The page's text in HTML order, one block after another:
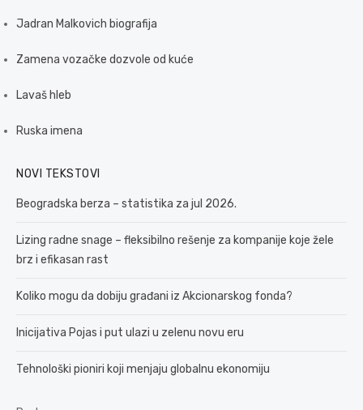
Jadran Malkovich biografija
Zamena vozačke dozvole od kuće
Lavaš hleb
Ruska imena
NOVI TEKSTOVI
Beogradska berza – statistika za jul 2026.
Lizing radne snage – fleksibilno rešenje za kompanije koje žele
brz i efikasan rast
Koliko mogu da dobiju građani iz Akcionarskog fonda?
Inicijativa Pojas i put ulazi u zelenu novu eru
Tehnološki pioniri koji menjaju globalnu ekonomiju